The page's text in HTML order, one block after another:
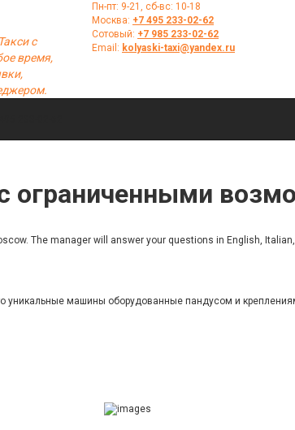
с
время,
Пн-пт: 9-21, сб-вс: 10-18
Москва: +7 495 233-02-62
Сотовый: +7 985 233-02-62
Email: kolyaski-taxi@yandex.ru
ограниченными
The manager will answer your questions in English,
уникальные машины оборудованные пандусом и